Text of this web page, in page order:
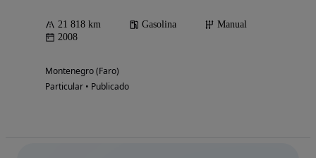
21 818 km Gasolina
Manual
2008
Montenegro (Faro)
Particular • Publicado